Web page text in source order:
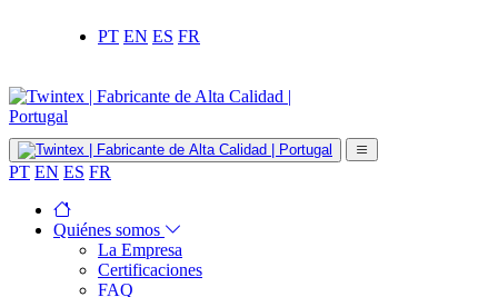
PT EN ES FR
PT EN ES FR
Quiénes somos
La Empresa
Certificaciones
FAQ